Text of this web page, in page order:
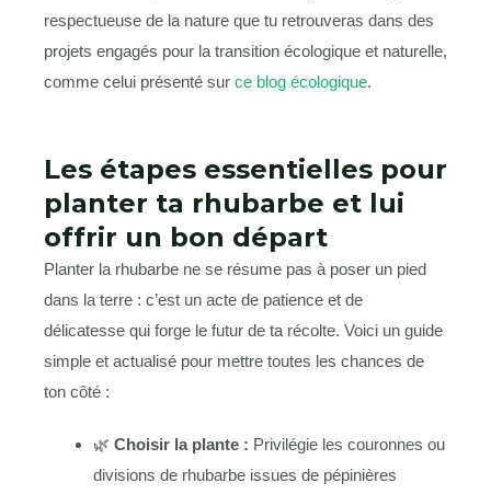
respectueuse de la nature que tu retrouveras dans des
projets engagés pour la transition écologique et naturelle,
comme celui présenté sur ce blog écologique.
Les étapes essentielles pour
planter ta rhubarbe et lui
offrir un bon départ
Planter la rhubarbe ne se résume pas à poser un pied
dans la terre : c’est un acte de patience et de
délicatesse qui forge le futur de ta récolte. Voici un guide
simple et actualisé pour mettre toutes les chances de
ton côté :
🌿 Choisir la plante : Privilégie les couronnes ou
divisions de rhubarbe issues de pépinières